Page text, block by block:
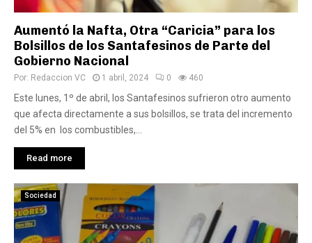
Aumentó la Nafta, Otra “Caricia” para los
Bolsillos de los Santafesinos de Parte del
Gobierno Nacional
Por: Redaccion VC 1 abril, 2024 0 460
Este lunes, 1º de abril, los Santafesinos sufrieron otro aumento
que afecta directamente a sus bolsillos, se trata del incremento
del 5% en los combustibles,...
Read more
Sociedad